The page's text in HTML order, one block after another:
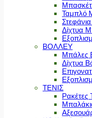
Ταμπλό
Δίχτυα
ΒΟΛΛΕΥ
Μπάλες
Δίχτυα
ΤΕΝΙΣ
Ρακέτες